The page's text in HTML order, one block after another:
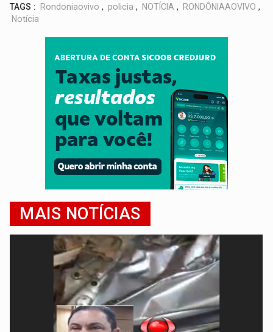
TAGS : Rondoniaovivo , policia , NOTÍCIA , RONDÔNIAAOVIVO ,
Notícia
MAIS NOTÍCIAS